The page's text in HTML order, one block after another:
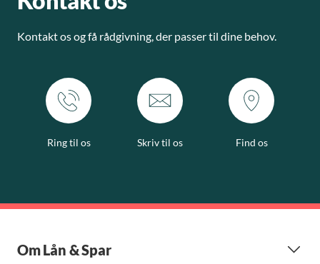
Kontakt os og få rådgivning, der passer til dine behov.
Ring til os Skriv til os Find os
Om Lån & Spar